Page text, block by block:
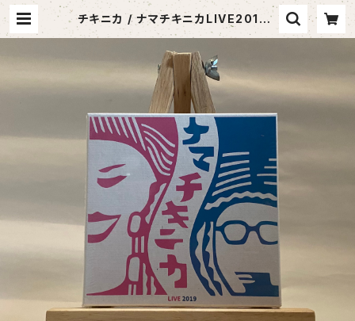
チキニカ / ナマチキニカLIVE2019 |
SABOTEN MUSIC (セレクトCDシ